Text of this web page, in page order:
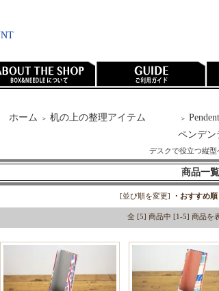
ホーム ＞ 机の上の整理アイテム ＞
ペンデン
デスクで役立つ縦型
商品一覧
[並び順を変更] ・おすすめ順
全 [5] 商品中 [1-5] 商品を